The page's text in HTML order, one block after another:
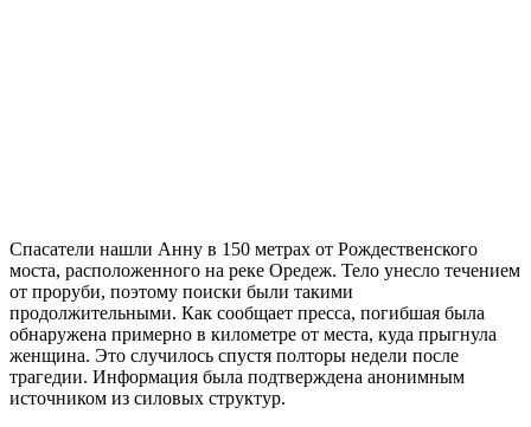
Спасатели нашли Анну в 150 метрах от Рождественского
моста, расположенного на реке Оредеж. Тело унесло течением
от проруби, поэтому поиски были такими
продолжительными. Как сообщает пресса, погибшая была
обнаружена примерно в километре от места, куда прыгнула
женщина. Это случилось спустя полторы недели после
трагедии. Информация была подтверждена анонимным
источником из силовых структур.